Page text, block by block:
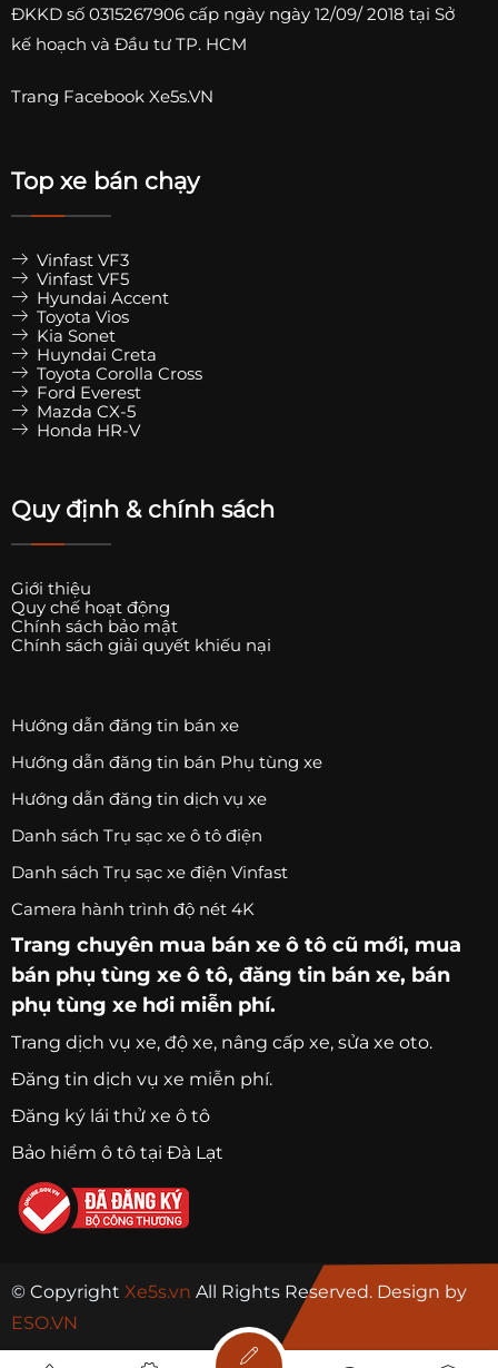
ĐKKD số 0315267906 cấp ngày ngày 12/09/ 2018 tại Sở
kế hoạch và Đầu tư TP. HCM
Trang Facebook Xe5s.VN
Top xe bán chạy
Vinfast VF3
Vinfast VF5
Hyundai Accent
Toyota Vios
Kia Sonet
Huyndai Creta
Toyota Corolla Cross
Ford Everest
Mazda CX-5
Honda HR-V
Quy định & chính sách
Giới thiệu
Quy chế hoạt động
Chính sách bảo mật
Chính sách giải quyết khiếu nại
Hướng dẫn đăng tin bán xe
Hướng dẫn đăng tin bán Phụ tùng xe
Hướng dẫn đăng tin dịch vụ xe
Danh sách Trụ sạc xe ô tô điện
Danh sách Trụ sạc xe điện Vinfast
Camera hành trình độ nét 4K
Trang chuyên mua bán xe ô tô cũ mới, mua
bán phụ tùng xe ô tô, đăng tin bán xe, bán
phụ tùng xe hơi miễn phí.
Trang dịch vụ xe, độ xe, nâng cấp xe, sửa xe oto.
Đăng tin dịch vụ xe miễn phí.
Đăng ký lái thử xe ô tô
Bảo hiểm ô tô tại Đà Lạt
© Copyright Xe5s.vn All Rights Reserved. Design by
ESO.VN